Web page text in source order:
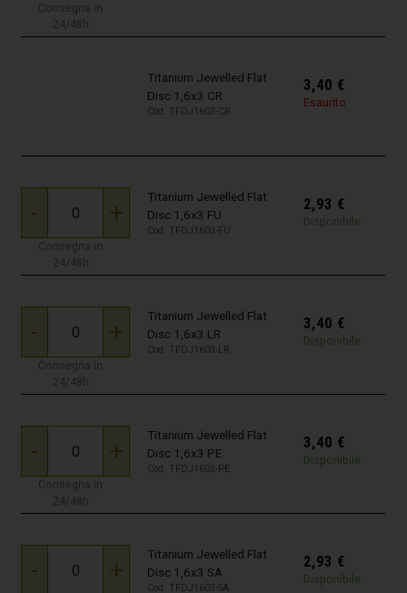
Consegna in
24/48h
Titanium Jewelled Flat
Disc 1,6x3 CR
Cod. TFDJ1603-CR
3,40 €
Esaurito
- +
Consegna in
24/48h
Titanium Jewelled Flat
Disc 1,6x3 FU
Cod. TFDJ1603-FU
2,93 €
Disponibile
- +
Consegna in
24/48h
Titanium Jewelled Flat
Disc 1,6x3 LR
Cod. TFDJ1603-LR
3,40 €
Disponibile
- +
Consegna in
24/48h
Titanium Jewelled Flat
Disc 1,6x3 PE
Cod. TFDJ1603-PE
3,40 €
Disponibile
- +
Titanium Jewelled Flat
Disc 1,6x3 SA
Cod. TFDJ1603-SA
2,93 €
Disponibile